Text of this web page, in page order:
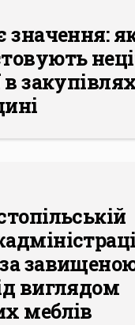
значення:
в
виглядом
меблів